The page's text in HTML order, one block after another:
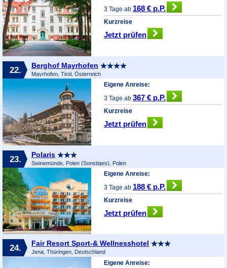
3 Tage ab 168 € p.P.
Kurzreise
Jetzt prüfen
22. Berghof Mayrhofen
Mayrhofen, Tirol, Österreich
Eigene Anreise:
3 Tage ab367 € p.P.
Kurzreise
Jetzt prüfen
23. Polaris
Swinemünde, Polen (Sonstiges), Polen
Eigene Anreise:
3 Tage ab 188 € p.P.
Kurzreise
Jetzt prüfen
24. Fair Resort Sport-& Wellnesshotel
Jena, Thüringen, Deutschland
Eigene Anreise: